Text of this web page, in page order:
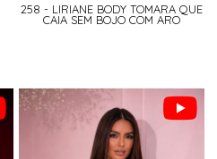
258 - LIRIANE BODY TOMARA QUE
CAIA SEM BOJO COM ARO